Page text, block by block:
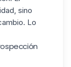
sino
Lo